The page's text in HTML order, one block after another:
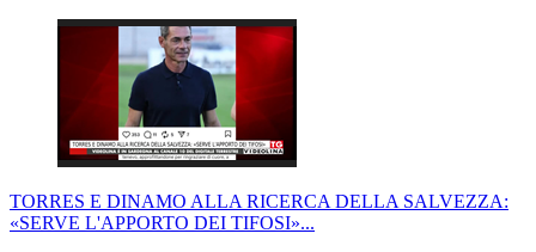
TORRES E DINAMO ALLA RICERCA DELLA SALVEZZA:
«SERVE L'APPORTO DEI TIFOSI»...